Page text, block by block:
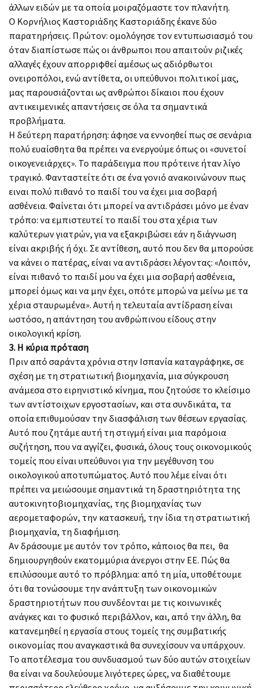
άλλων ειδών με τα οποία μοιραζόμαστε τον πλανήτη.
O Κορνήλιος Καστοριάδης Καστοριάδης έκανε δύο
παρατηρήσεις. Πρώτον: ομολόγησε τον εντυπωσιασμό του
όταν διαπίστωσε πώς οι άνθρωποι που απαιτούν ριζικές
αλλαγές έχουν απορριφθεί αμέσως ως αδιόρθωτοι
ονειροπόλοι, ενώ αντίθετα, οι υπεύθυνοι πολιτικοί μας,
μας παρουσιάζονται ως ανθρώποι δίκαιοι που έχουν
αντικειμενικές απαντήσεις σε όλα τα σημαντικά
προβλήματα.
Η δεύτερη παρατήρηση: άφησε να εννοηθεί πως σε σενάρια
πολύ ευαίσθητα θα πρέπει να ενεργούμε όπως οι «συνετοί
οικογενειάρχες». Το παράδειγμα που πρότεινε ήταν λίγο
τραγικό. Φανταστείτε ότι σε ένα γονιό ανακοινώνουν πως
ειναι πολύ πιθανό το παιδί του να έχει μια σοβαρή
ασθένεια. Φαίνεται ότι μπορεί να αντιδράσει μόνο με έναν
τρόπο: να εμπιστευτεί το παιδί του στα χέρια των
καλύτερων γιατρών, για να εξακριβώσει εάν η διάγνωση
είναι ακριβής ή όχι. Σε αντίθεση, αυτό που δεν θα μπορούσε
να κάνει ο πατέρας, είναι να αντιδράσει λέγοντας: «Λοιπόν,
είναι πιθανό το παιδί μου να έχει μια σοβαρή ασθένεια,
μπορεί όμως και να μην έχει, οπότε μπορώ να μείνω με τα
χέρια σταυρωμένα». Αυτή η τελευταία αντίδραση είναι
ωστόσο, η απάντηση του ανθρώπινου είδους στην
οικολογική κρίση.
3. Η κύρια πρόταση
Πριν από σαράντα χρόνια στην Ισπανία καταγράφηκε, σε
σχέση με τη στρατιωτική βιομηχανία, μια σύγκρουση
ανάμεσα στο ειρηνιστικό κίνημα, που ζητούσε το κλείσιμο
των αντίστοιχων εργοστασίων, και στα συνδικάτα, τα
οποία επιθυμούσαν την διασφάλιση των θέσεων εργασίας.
Αυτό που ζητάμε αυτή τη στιγμή είναι μια παρόμοια
συζήτηση, που να αγγίζει, φυσικά, όλους τους οικονομικούς
τομείς που είναι υπεύθυνοι για την μεγέθυνση του
οικολογικού αποτυπώματος. Αυτό που λέμε είναι ότι
πρέπει να μειώσουμε σημαντικά τη δραστηριότητα της
αυτοκινητοβιομηχανίας, της βιομηχανίας των
αερομεταφορών, την κατασκευή, την ίδια τη στρατιωτική
βιομηχανία, τη διαφήμιση.
Αν δράσουμε με αυτόν τον τρόπο, κάποιος θα πει, θα
δημιουργηθούν εκατομμύρια άνεργοι στην ΕΕ. Πώς θα
επιλύσουμε αυτό το πρόβλημα: από τη μία, υποθέτουμε
ότι θα τονώσουμε την ανάπτυξη των οικονομικών
δραστηριοτήτων που συνδέονται με τις κοινωνικές
ανάγκες και το φυσικό περιβάλλον, και, από την άλλη, θα
κατανεμηθεί η εργασία στους τομείς της συμβατικής
οικονομίας που αναγκαστικά θα συνεχίσουν να υπάρχουν.
Το αποτέλεσμα του συνδυασμού των δύο αυτών στοιχείων
θα είναι να δουλεύουμε λιγότερες ώρες, να διαθέτουμε